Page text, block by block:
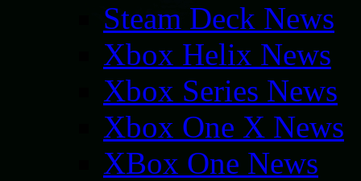
Steam Deck News
Xbox Helix News
Xbox Series News
Xbox One X News
XBox One News